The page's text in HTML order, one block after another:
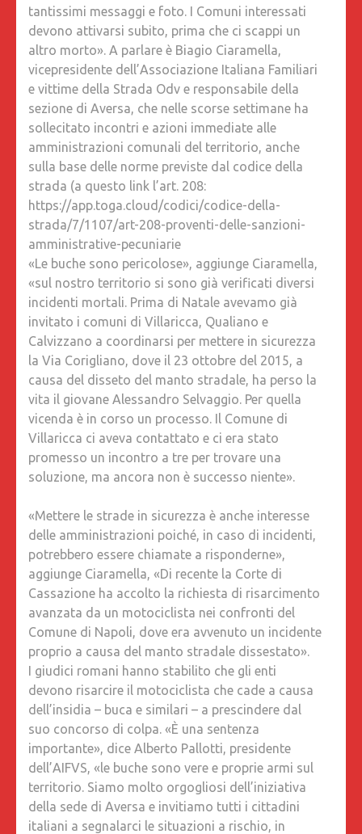
tantissimi messaggi e foto. I Comuni interessati
devono attivarsi subito, prima che ci scappi un
altro morto». A parlare è Biagio Ciaramella,
vicepresidente dell’Associazione Italiana Familiari
e vittime della Strada Odv e responsabile della
sezione di Aversa, che nelle scorse settimane ha
sollecitato incontri e azioni immediate alle
amministrazioni comunali del territorio, anche
sulla base delle norme previste dal codice della
strada (a questo link l’art. 208:
https://app.toga.cloud/codici/codice-della-
strada/7/1107/art-208-proventi-delle-sanzioni-
amministrative-pecuniarie
«Le buche sono pericolose», aggiunge Ciaramella,
«sul nostro territorio si sono già verificati diversi
incidenti mortali. Prima di Natale avevamo già
invitato i comuni di Villaricca, Qualiano e
Calvizzano a coordinarsi per mettere in sicurezza
la Via Corigliano, dove il 23 ottobre del 2015, a
causa del disseto del manto stradale, ha perso la
vita il giovane Alessandro Selvaggio. Per quella
vicenda è in corso un processo. Il Comune di
Villaricca ci aveva contattato e ci era stato
promesso un incontro a tre per trovare una
soluzione, ma ancora non è successo niente».
«Mettere le strade in sicurezza è anche interesse
delle amministrazioni poiché, in caso di incidenti,
potrebbero essere chiamate a risponderne»,
aggiunge Ciaramella, «Di recente la Corte di
Cassazione ha accolto la richiesta di risarcimento
avanzata da un motociclista nei confronti del
Comune di Napoli, dove era avvenuto un incidente
proprio a causa del manto stradale dissestato».
I giudici romani hanno stabilito che gli enti
devono risarcire il motociclista che cade a causa
dell’insidia – buca e similari – a prescindere dal
suo concorso di colpa. «È una sentenza
importante», dice Alberto Pallotti, presidente
dell’AIFVS, «le buche sono vere e proprie armi sul
territorio. Siamo molto orgogliosi dell’iniziativa
della sede di Aversa e invitiamo tutti i cittadini
italiani a segnalarci le situazioni a rischio, in